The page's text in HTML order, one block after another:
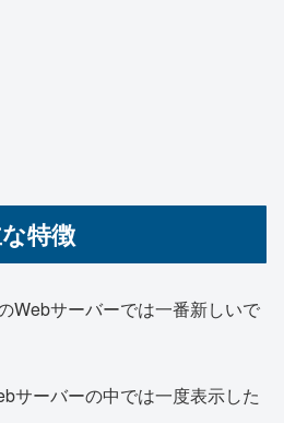
特徴
Webサーバーでは一番新しいで
サーバーの中では一度表示した